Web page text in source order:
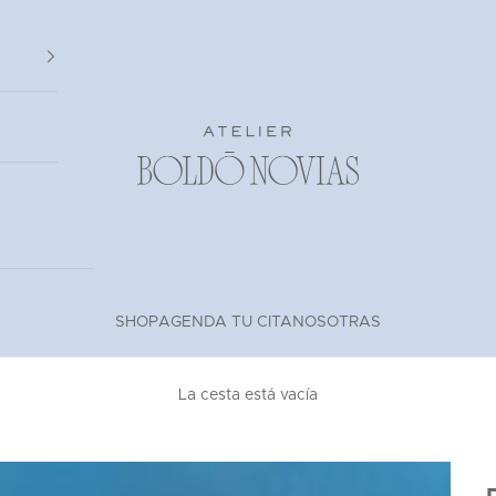
Atelier Boldó Novias
SHOPAGENDA TU CITA NOSOTRAS
La cesta está vacía